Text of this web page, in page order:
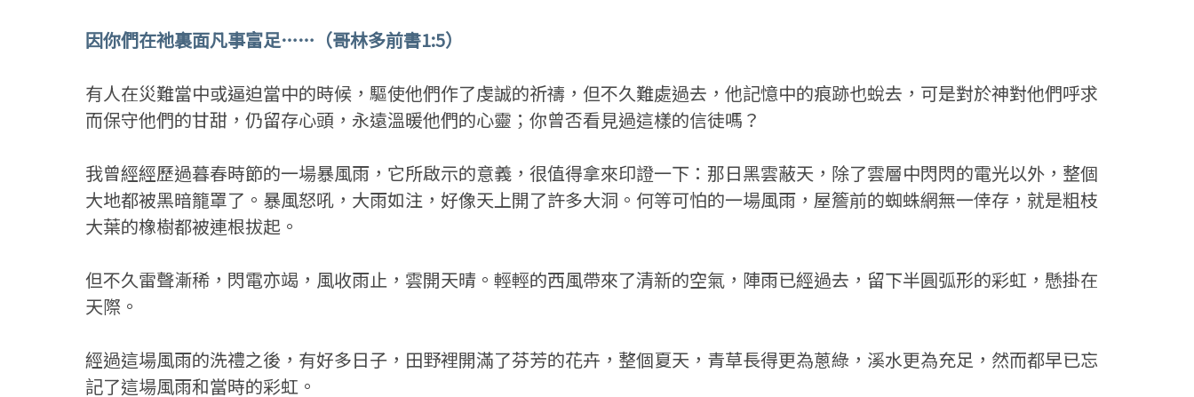
因你們在祂裏面凡事富足……（哥林多前書1:5）
有人在災難當中或逼迫當中的時候，驅使他們作了虔誠的祈禱，但不久難處過去，他記憶中的痕跡也蛻去，可是對於神對他們呼求
而保守他們的甘甜，仍留存心頭，永遠溫暖他們的心靈；你曾否看見過這樣的信徒嗎？
我曾經經歷過暮春時節的一場暴風雨，它所啟示的意義，很值得拿來印證一下：那日黑雲蔽天，除了雲層中閃閃的電光以外，整個
大地都被黑暗籠罩了。暴風怒吼，大雨如注，好像天上開了許多大洞。何等可怕的一場風雨，屋簷前的蜘蛛網無一倖存，就是粗枝
大葉的橡樹都被連根拔起。
但不久雷聲漸稀，閃電亦竭，風收雨止，雲開天晴。輕輕的西風帶來了清新的空氣，陣雨已經過去，留下半圓弧形的彩虹，懸掛在
天際。
經過這場風雨的洗禮之後，有好多日子，田野裡開滿了芬芳的花卉，整個夏天，青草長得更為蔥綠，溪水更為充足，然而都早已忘
記了這場風雨和當時的彩虹。